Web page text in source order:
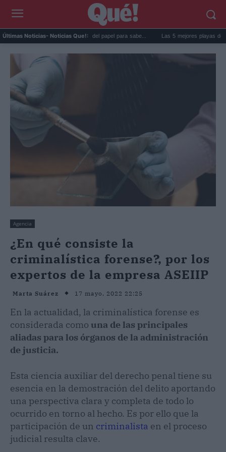
Últimas Noticias- Noticias Que!:
de la nevera: el truco del papel para sabe... Las 5 mejores playas de
Agencia
¿En qué consiste la
criminalística forense?, por los
expertos de la empresa ASEIIP
Marta Suárez 17 mayo, 2022 22:25
En la actualidad, la criminalística forense es
considerada como una de las principales
aliadas para los órganos de la administración
de justicia.
Esta ciencia auxiliar del derecho penal tiene su
esencia en la demostración del delito aportando
una perspectiva clara y completa de todo lo
ocurrido en torno al hecho. Es por ello que la
participación de un criminalista en el proceso
judicial resulta clave.